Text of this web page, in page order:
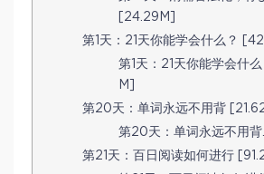
[24.29M]
第1天：21天你能学会什么？
第1天：21天你能学会什
M]
第20天：单词永远不用背
第20天：单词永远不用
第21天：百日阅读如何进行